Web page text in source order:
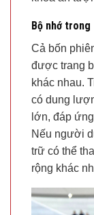
Bộ nhớ trong
Cả bốn
được trang
khác nhau.
có dung
lớn, đáp
Nếu người
trữ có thể
rộng khác